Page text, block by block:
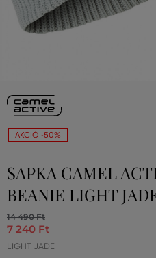
AKCIÓ -50%
SAPKA CAMEL
BEANIE LIGHT
14 490 Ft
7 240 Ft
LIGHT JADE